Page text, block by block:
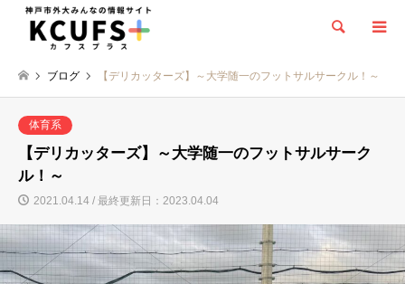
検索
ブログ 【デリカッターズ】～大学随一のフットサルサークル！～
体育系
【デリカッターズ】～大学随一のフットサルサーク
ル！～
2021.04.14 / 最終更新日：2023.04.04